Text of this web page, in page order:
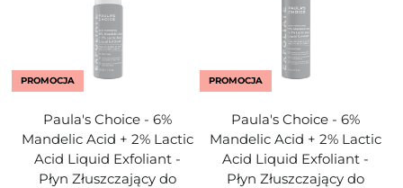
PROMOCJA
Paula's Choice - 6%
Mandelic Acid + 2% Lactic
Acid Liquid Exfoliant -
Płyn Złuszczający do
PROMOCJA
Paula's Choice - 6%
Mandelic Acid + 2% Lactic
Acid Liquid Exfoliant -
Płyn Złuszczający do